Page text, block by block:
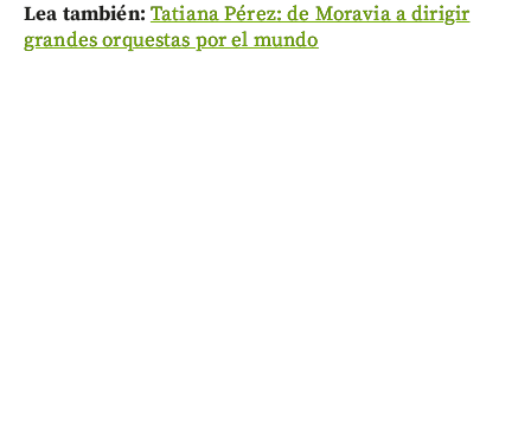
Lea también: Tatiana Pérez: de Moravia a dirigir
grandes orquestas por el mundo